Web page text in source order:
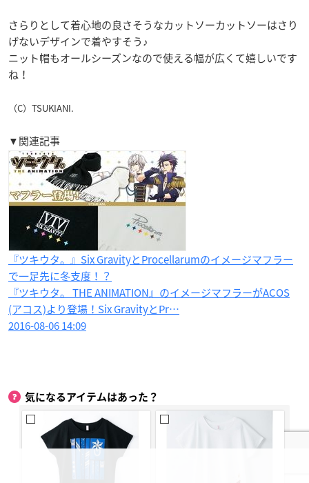
さらりとして着心地の良さそうなカットソーカットソーはさり
げないデザインで着やすそう♪
ニット帽もオールシーズンなので使える幅が広くて嬉しいです
ね！
（C）TSUKIANI.
▼関連記事
『ツキウタ。』Six GravityとProcellarumのイメージマフラー
で一足先に冬支度！？
『ツキウタ。 THE ANIMATION』のイメージマフラーがACOS
(アコス)より登場！Six GravityとPr…
2016-08-06 14:09
気になるアイテムはあった？